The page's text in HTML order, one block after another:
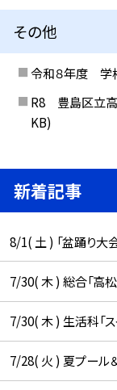
その他
令和８年度 学
R8 豊島区立
KB)
新着記事
8/1( 土 ) 「盆踊り大
7/30( 木 ) 総合「高
7/30( 木 ) 生活科「ス
7/28( 火 ) 夏プール＆